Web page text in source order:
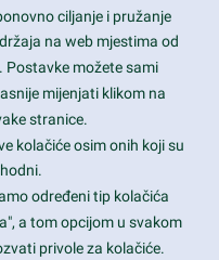
View, CA 94043
ciljanje i pružanje
na web mjestima od
možete sami
mijenjati klikom na
stranice.
kolačiće osim onih koji su
određeni tip kolačića
a tom opcijom u svakom
privole za kolačiće.